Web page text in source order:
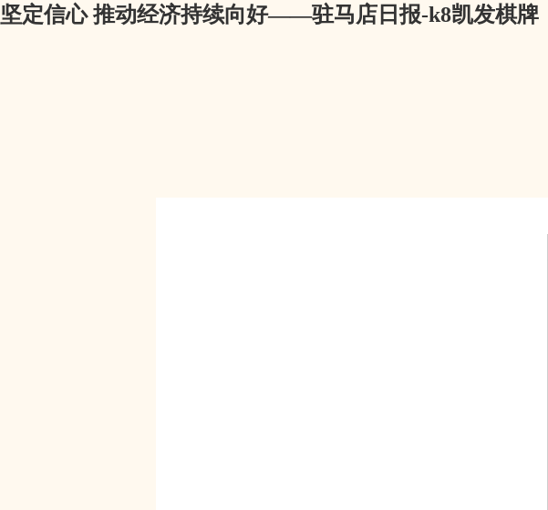
坚定信心 推动经济持续向好——驻马店日报-k8凯发棋牌